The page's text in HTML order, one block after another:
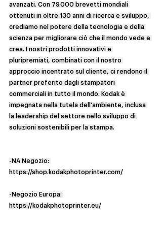
avanzati. Con 79.000 brevetti mondiali
ottenuti in oltre 130 anni di ricerca e sviluppo,
crediamo nel potere della tecnologia e della
scienza per migliorare ciò che il mondo vede e
crea. I nostri prodotti innovativi e
pluripremiati, combinati con il nostro
approccio incentrato sul cliente, ci rendono il
partner preferito dagli stampatori
commerciali in tutto il mondo. Kodak è
impegnata nella tutela dell'ambiente, inclusa
la leadership del settore nello sviluppo di
soluzioni sostenibili per la stampa.
-NA Negozio:
https://shop.kodakphotoprinter.com/
-Negozio Europa:
https://kodakphotoprinter.eu/